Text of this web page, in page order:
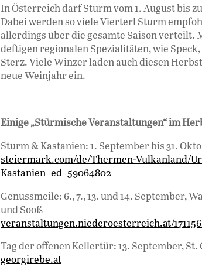
In Österreich darf Sturm vom 1. August bis
Dabei werden so viele Vierterl Sturm
allerdings über die gesamte Saison verteilt.
deftigen regionalen Spezialitäten, wie
Sterz. Viele Winzer laden auch diesen
neue Weinjahr ein.
Einige „Stürmische Veranstaltungen“ im
Sturm & Kastanien: 1. September bis 31.
steiermark.com/de/Thermen-Vulkanland/
Kastanien_ed_59064802
Genussmeile: 6., 7., 13. und 14. September,
und Sooß
veranstaltungen.niederoesterreich.at/
Tag der offenen Kellertür: 13. September,
georgirebe.at